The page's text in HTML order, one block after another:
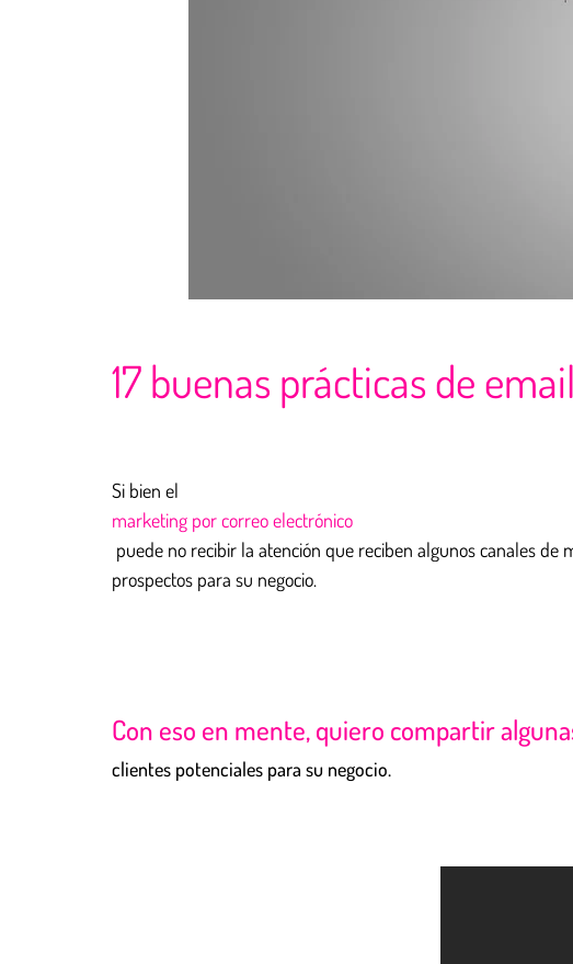
17 buenas prácticas de
Si bien el
marketing por correo electrónico
puede no recibir la atención que reciben algunos canales
prospectos para su negocio.
Con eso en mente, quiero compartir
clientes potenciales para su negocio.